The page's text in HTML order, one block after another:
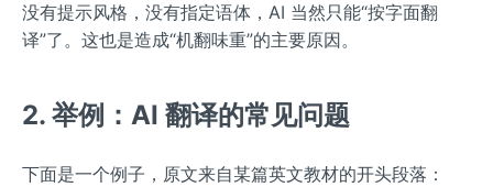
没有提示风格，没有指定语体，AI 当然只能“按字面翻
译”了。这也是造成“机翻味重”的主要原因。
2. 举例：AI 翻译的常见问题
下面是一个例子，原文来自某篇英文教材的开头段落：